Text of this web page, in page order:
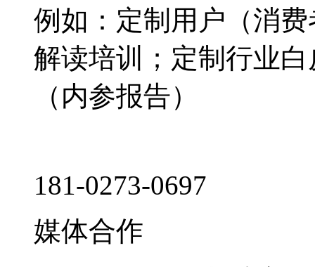
例如：定制用户（消
解读培训；定制行业
（内参报告）
181-0273-0697
媒体合作